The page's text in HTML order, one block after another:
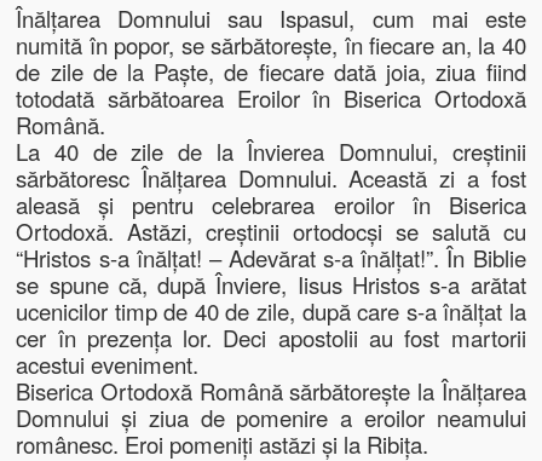
Înălţarea Domnului sau Ispasul, cum mai este
numită în popor, se sărbătoreşte, în fiecare an, la 40
de zile de la Paşte, de fiecare dată joia, ziua fiind
totodată sărbătoarea Eroilor în Biserica Ortodoxă
Română.
La 40 de zile de la Învierea Domnului, creştinii
sărbătoresc Înălţarea Domnului. Această zi a fost
aleasă şi pentru celebrarea eroilor în Biserica
Ortodoxă. Astăzi, creştinii ortodocşi se salută cu
“Hristos s-a înălţat! – Adevărat s-a înălţat!”. În Biblie
se spune că, după Înviere, Iisus Hristos s-a arătat
ucenicilor timp de 40 de zile, după care s-a înălţat la
cer în prezenţa lor. Deci apostolii au fost martorii
acestui eveniment.
Biserica Ortodoxă Română sărbătorește la Înălțarea
Domnului și ziua de pomenire a eroilor neamului
românesc. Eroi pomeniți astăzi și la Ribița.